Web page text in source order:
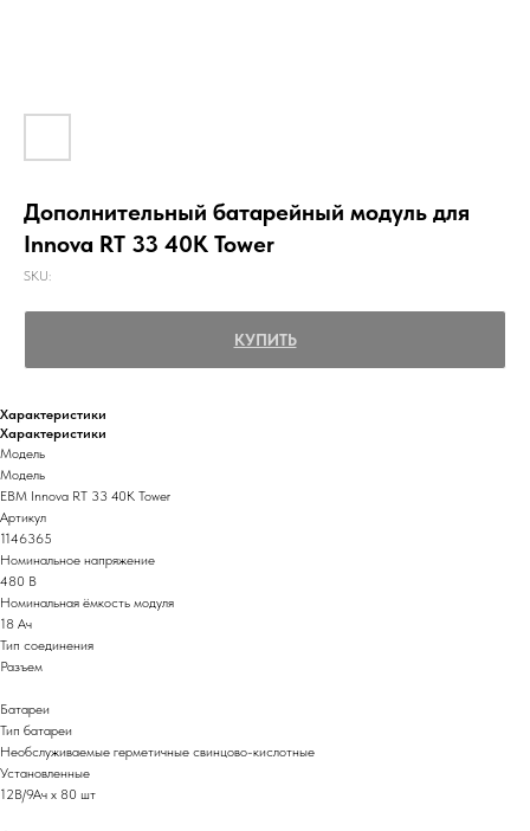
Дополнительный батарейный модуль для
Innova RT 33 40K Tower
SKU:
КУПИТЬ
Характеристики
Характеристики
Модель
Модель
EBM Innova RT 33 40K Tower
Артикул
1146365
Номинальное напряжение
480 В
Номинальная ёмкость модуля
18 Ач
Тип соединения
Разъем
Батареи
Тип батареи
Необслуживаемые герметичные свинцово-кислотные
Установленные
12В/9Ач х 80 шт